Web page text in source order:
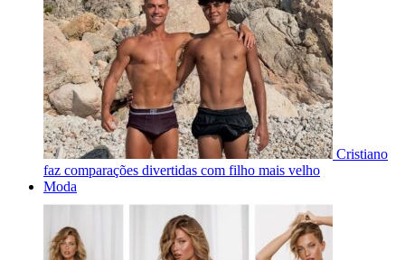
Cristiano
faz comparações divertidas com filho mais velho
Moda